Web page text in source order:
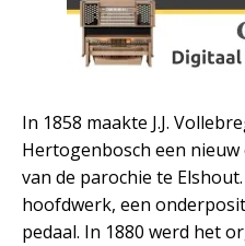
In 1858 maakte J.J.
Hertogenbosch een
van de parochie te
hoofdwerk, een
pedaal. In 1880 werd het